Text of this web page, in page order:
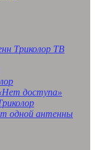
Триколор ТВ
доступа»
одной антенны